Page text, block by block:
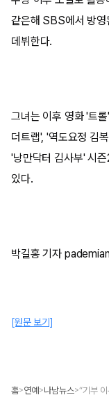
같은해 SBS에서 방영
데뷔한다.
그녀는 이후 영화 '트
더트랩', '역도요정 김
'낭만닥터 김사부' 시
있다.
박길홍 기자
[원문 보기]
홈>연예 >나남뉴스>“기부